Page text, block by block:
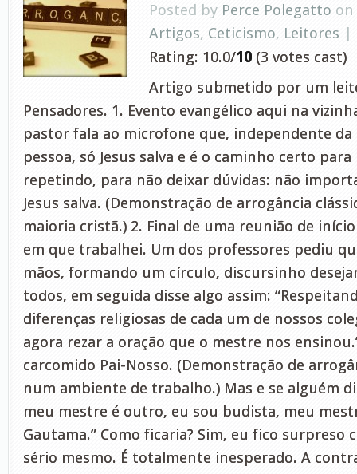
Posted by Perce Polegatto on
Artigos, Ceticismo, Leitores |
Rating: 10.0/10 (3 votes cast)
Artigo submetido por um
Pensadores. 1. Evento evangélico aqui na
pastor fala ao microfone que, independente
pessoa, só Jesus salva e é o caminho certo
repetindo, para não deixar dúvidas: não
Jesus salva. (Demonstração de arrogância
maioria cristã.) 2. Final de uma reunião de
em que trabalhei. Um dos professores pediu
mãos, formando um círculo, discursinho
todos, em seguida disse algo assim:
diferenças religiosas de cada um de nossos
agora rezar a oração que o mestre nos
carcomido Pai-Nosso. (Demonstração de
num ambiente de trabalho.) Mas e se alguém
meu mestre é outro, eu sou budista, meu
Gautama.” Como ficaria? Sim, eu fico surpreso
sério mesmo. É totalmente inesperado. A